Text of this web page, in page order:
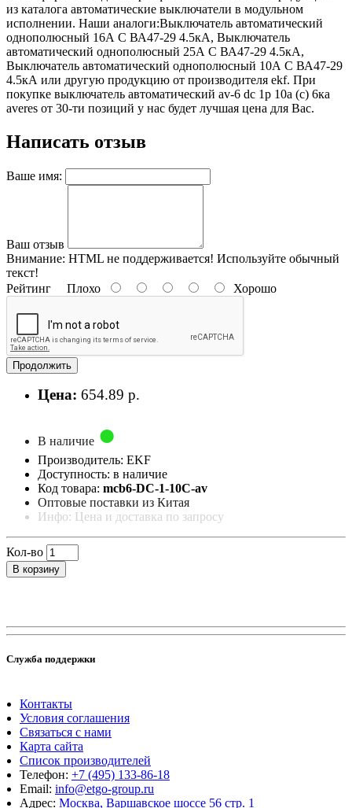
из каталога автоматические выключатели в модульном
исполнении. Наши аналоги:Выключатель автоматический
однополюсный 16А C ВА47-29 4.5кА, Выключатель
автоматический однополюсный 25А C ВА47-29 4.5кА,
Выключатель автоматический однополюсный 10А C ВА47-29
4.5кА или другую продукцию от производителя ekf. При
покупке выключатель автоматический av-6 dc 1p 10a (c) 6ка
averes от 30-ти позиций у нас будет лучшая цена для Вас.
Написать отзыв
Ваше имя:
Ваш отзыв
Внимание: HTML не поддерживается! Используйте обычный
текст!
Рейтинг Плохо Хорошо
Продолжить
Цена: 654.89 р.
В наличие
Производитель: EKF
Доступность: в наличие
Код товара: mcb6-DC-1-10C-av
Оптовые поставки из Китая
Инфо: Цена и доставка по запросу
Кол-во
В корзину
Служба поддержки
Контакты
Условия соглашения
Связаться с нами
Карта сайта
Список производителей
Телефон: +7 (495) 133-86-18
Email: info@etgo-group.ru
Адрес: Москва, Варшавское шоссе 56 стр. 1